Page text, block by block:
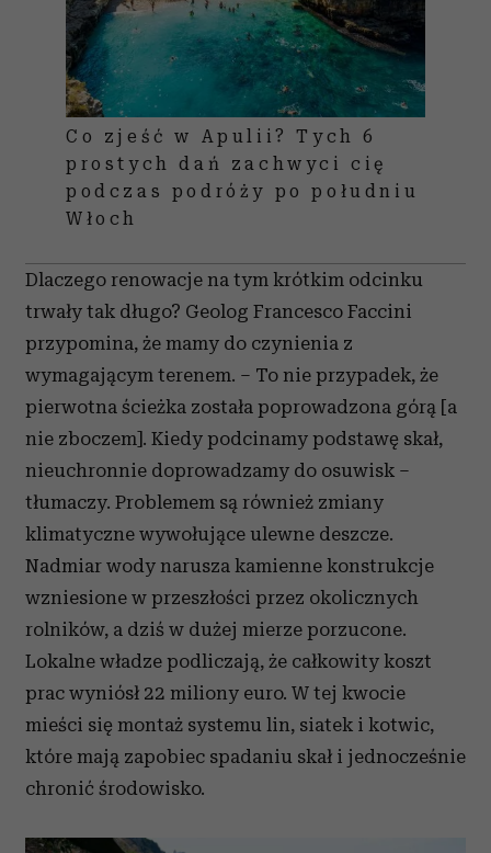
Co zjeść w Apulii? Tych 6
prostych dań zachwyci cię
podczas podróży po południu
Włoch
Dlaczego renowacje na tym krótkim odcinku
trwały tak długo? Geolog Francesco Faccini
przypomina, że mamy do czynienia z
wymagającym terenem. – To nie przypadek, że
pierwotna ścieżka została poprowadzona górą [a
nie zboczem]. Kiedy podcinamy podstawę skał,
nieuchronnie doprowadzamy do osuwisk –
tłumaczy. Problemem są również zmiany
klimatyczne wywołujące ulewne deszcze.
Nadmiar wody narusza kamienne konstrukcje
wzniesione w przeszłości przez okolicznych
rolników, a dziś w dużej mierze porzucone.
Lokalne władze podliczają, że całkowity koszt
prac wyniósł 22 miliony euro. W tej kwocie
mieści się montaż systemu lin, siatek i kotwic,
które mają zapobiec spadaniu skał i jednocześnie
chronić środowisko.